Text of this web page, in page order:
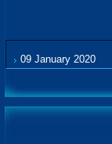
09 January 2020